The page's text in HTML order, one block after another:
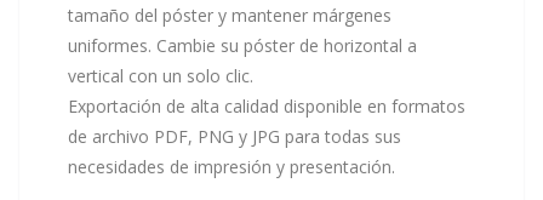
tamaño del póster y mantener márgenes
uniformes. Cambie su póster de horizontal a
vertical con un solo clic.
Exportación de alta calidad disponible en formatos
de archivo PDF, PNG y JPG para todas sus
necesidades de impresión y presentación.